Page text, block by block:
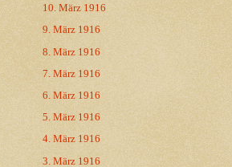
10. März 1916
9. März 1916
8. März 1916
7. März 1916
6. März 1916
5. März 1916
4. März 1916
3. März 1916